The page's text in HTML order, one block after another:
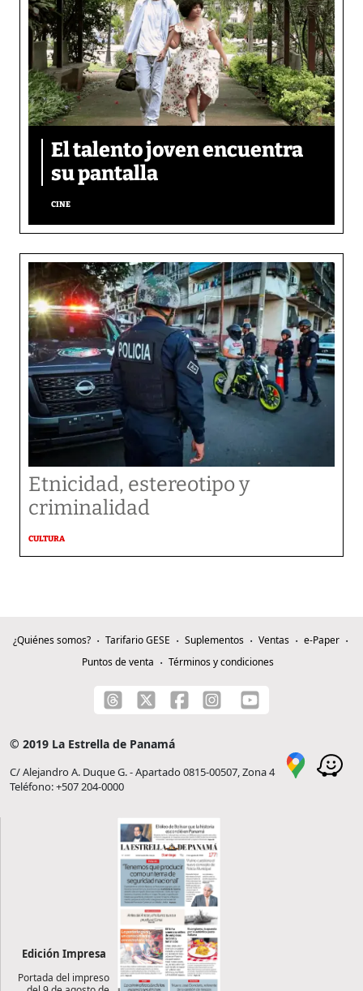
El talento joven encuentra
su pantalla​
CINE
Etnicidad, estereotipo y
criminalidad
CULTURA
¿Quiénes somos? Tarifario GESE Suplementos Ventas
e-Paper
Puntos de venta
Términos y condiciones
© 2019 La Estrella de Panamá
C/ Alejandro A. Duque G. - Apartado 0815-00507, Zona 4
Teléfono: +507 204-0000
Edición Impresa
Portada del impreso